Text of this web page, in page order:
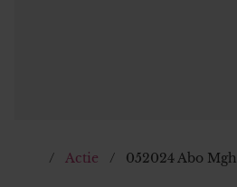
Actie 052024 Abo Mgh